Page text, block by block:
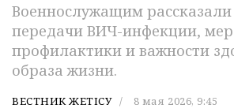
Военнослужащим рассказали
передачи ВИЧ-инфекции,
профилактики и важности
образа жизни.
ВЕСТНИК ЖЕТІСУ 8 мая 2026, 9:45